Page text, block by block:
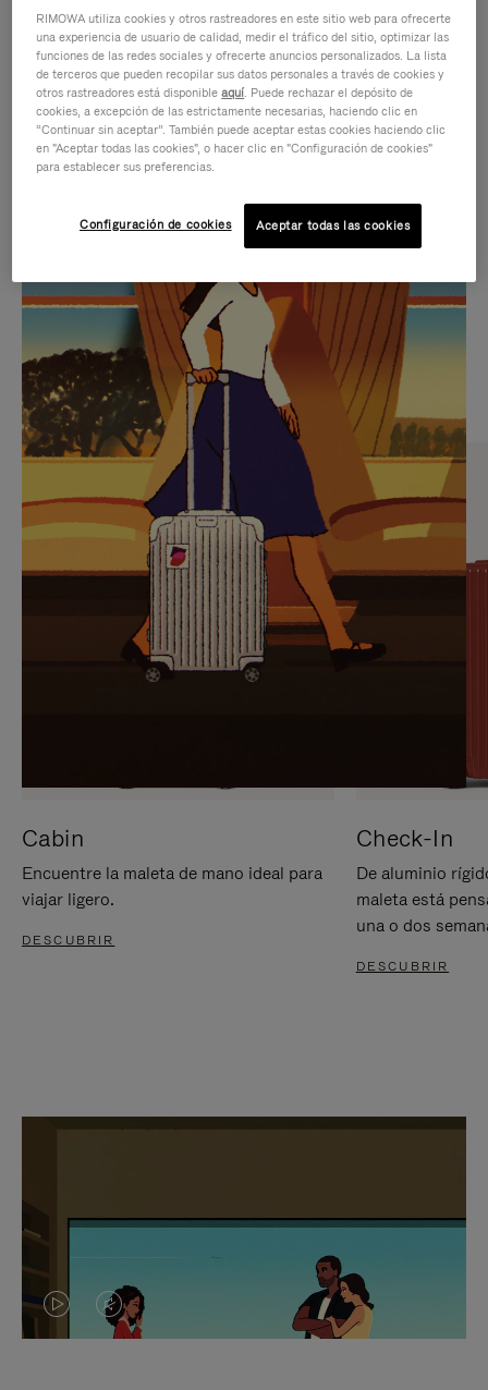
VÍDEO
NO
ESTÁ
PAUSADO,
PULSE
PARA
PAUSARLO.
SONIDO
DEL
VÍDEO
ESTÁ
DESACTIVADO:
PULSE
PARA
ACTIVARLO.
IDAS DE REGALO CUIDADOSAMENTE ELEGIDAS
Encuentre su compañero de
viaje ideal
Cabin
Encuentre la maleta de mano ideal para
viajar ligero.
DESCUBRIR
Check-In
De aluminio
maleta está
una o dos
DESCUBRIR
EL
EL
RIMOWA utiliza cookies y otros rastreadores en este sitio web para ofrecerte
una experiencia de usuario de calidad, medir el tráfico del sitio, optimizar las
funciones de las redes sociales y ofrecerte anuncios personalizados. La lista
de terceros que pueden recopilar sus datos personales a través de cookies y
otros rastreadores está disponibleaquí. Puede rechazar el depósito de
cookies, a excepción de las estrictamente necesarias, haciendo clic en
“Continuar sin aceptar”. También puede aceptar estas cookies haciendo clic
en "Aceptar todas las cookies", o hacer clic en "Configuración de cookies"
para establecer sus preferencias.
Configuración de cookies Aceptar todas las cookies